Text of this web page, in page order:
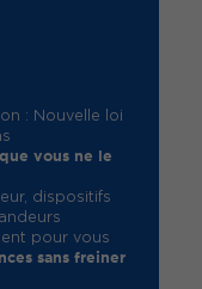
: Nouvelle loi
vous ne le
dispositifs
pour vous
sans freiner